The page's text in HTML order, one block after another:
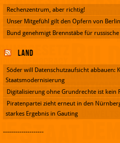
Rechenzentrum, aber richtig!
Unser Mitgefühl gilt den Opfern von Berlin
Bund genehmigt Brennstäbe für
Land
Söder will Datenschutzaufsicht abbauen:
Staatsmodernisierung
Digitalisierung ohne Grundrechte ist kein
Piratenpartei zieht erneut in den
starkes Ergebnis in Gauting
--------------------